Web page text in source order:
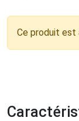
Ce produit est